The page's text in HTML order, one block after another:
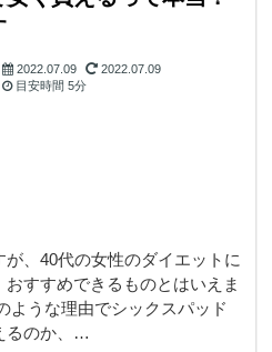
2022.07.09
2022.07.09
目安時間 5分
、40代の女性のダイエットに
すすめできるものとはいえま
ような理由でシックスパッド
るのか、…